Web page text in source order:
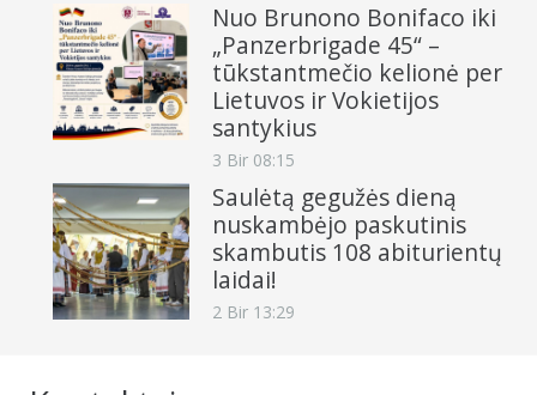
Nuo Brunono Bonifaco iki
„Panzerbrigade 45“ –
tūkstantmečio kelionė per
Lietuvos ir Vokietijos
santykius
3 Bir 08:15
Saulėtą gegužės dieną
nuskambėjo paskutinis
skambutis 108 abiturientų
laidai!
2 Bir 13:29